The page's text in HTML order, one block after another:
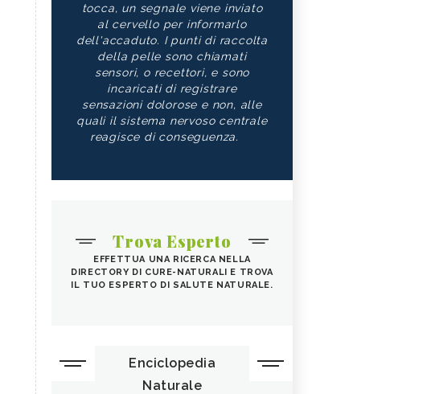
tocca, un segnale viene inviato
al cervello per informarlo
dell'accaduto. I punti di raccolta
della pelle sono chiamati
sensori, o recettori, e sono
incaricati di registrare
sensazioni dolorose e non, alle
quali il sistema nervoso centrale
reagisce di conseguenza.
Trova Esperto
EFFETTUA UNA RICERCA NELLA
DIRECTORY DI CURE-NATURALI E TROVA
IL TUO ESPERTO DI SALUTE NATURALE.
Enciclopedia
Naturale